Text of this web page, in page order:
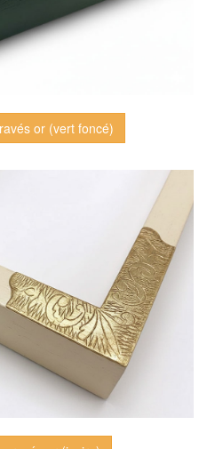
or (vert foncé)